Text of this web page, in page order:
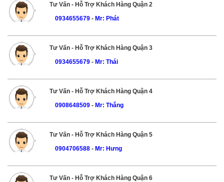
Tư Vấn - Hỗ Trợ Khách Hàng Quận 2
0934655679- Mr: Phát
Tư Vấn - Hỗ Trợ Khách Hàng Quận 3
0934655679- Mr: Thái
Tư Vấn - Hỗ Trợ Khách Hàng Quận 4
0908648509- Mr: Thắng
Tư Vấn - Hỗ Trợ Khách Hàng Quận 5
0904706588- Mr: Hưng
Tư Vấn - Hỗ Trợ Khách Hàng Quận 6